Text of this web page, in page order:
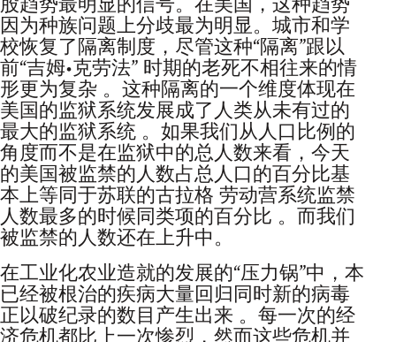
因为种族问题上分歧最为明显。城市和学
校恢复了隔离制度，尽管这种“隔离”跟以
前“吉姆•克劳法” 时期的老死不相往来的情
形更为复杂 。这种隔离的一个维度体现在
美国的监狱系统发展成了人类从未有过的
最大的监狱系统 。如果我们从人口比例的
角度而不是在监狱中的总人数来看，今天
的美国被监禁的人数占总人口的百分比基
本上等同于苏联的古拉格 劳动营系统监禁
人数最多的时候同类项的百分比 。而我们
被监禁的人数还在上升中。
在工业化农业造就的发展的“压力锅”中，本
已经被根治的疾病大量回归同时新的病毒
正以破纪录的数目产生出来 。每一次的经